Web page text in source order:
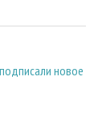
новое